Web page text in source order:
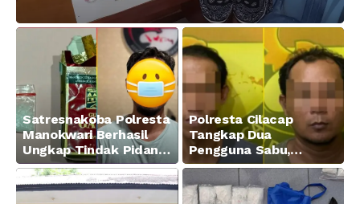
Satresnakoba Polresta
Manokwari Berhasil
Ungkap Tindak Pidana
Narkotika Golongan I
Jenis Sabu di Jalan
Swapen Perkebunan
Polresta Cilacap
Tangkap Dua
Pengguna Sabu,
Amankan Paket 0,34
Gram